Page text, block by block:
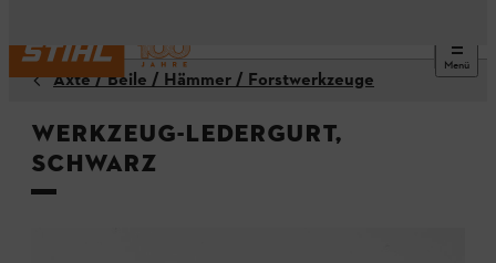
Menü
Äxte / Beile / Hämmer / Forstwerkzeuge
Werkzeug-Ledergurt,
Schwarz